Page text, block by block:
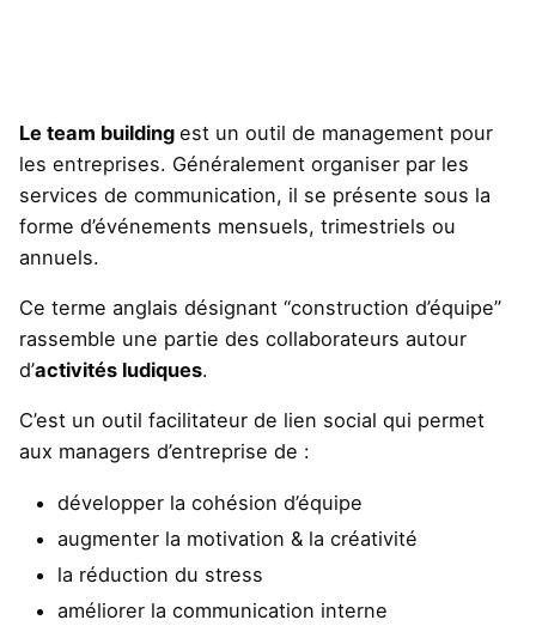
Le team building est un outil de management pour
les entreprises. Généralement organiser par les
services de communication, il se présente sous la
forme d’événements mensuels, trimestriels ou
annuels.
Ce terme anglais désignant “construction d’équipe”
rassemble une partie des collaborateurs autour
d’activités ludiques.
C’est un outil facilitateur de lien social qui permet
aux managers d’entreprise de :
développer la cohésion d’équipe
augmenter la motivation & la créativité
la réduction du stress
améliorer la communication interne